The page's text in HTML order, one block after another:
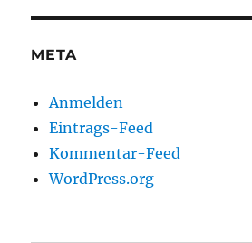
META
Anmelden
Eintrags-Feed
Kommentar-Feed
WordPress.org